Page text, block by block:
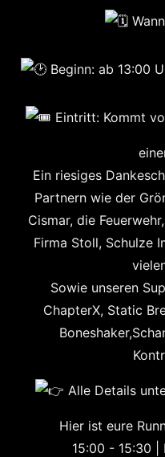
Beginn: ab 13:00
Eintritt: Kommt
​Ein riesiges
Partnern wie der
Cismar, die
Firma Stoll, Schulze
Sowie unseren
ChapterX, Static
Alle Details
​Hier ist eure
​15:00 - 15:30